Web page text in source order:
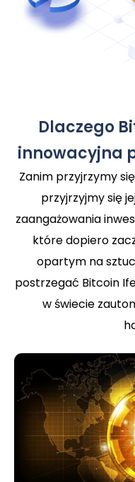
Dlaczego
innowacyjna
Zanim przyjrzymy
przyjrzyjmy się
zaangażowania
które dopiero
opartym na
postrzegać Bitcoin
w świecie